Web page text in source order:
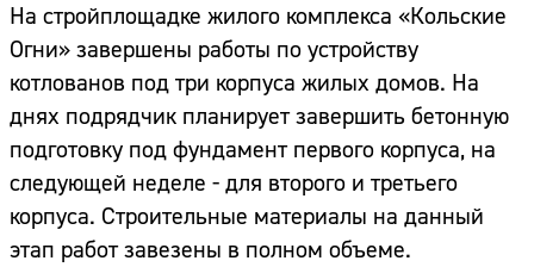
На стройплощадке жилого комплекса «Кольские
Огни» завершены работы по устройству
котлованов под три корпуса жилых домов. На
днях подрядчик планирует завершить бетонную
подготовку под фундамент первого корпуса, на
следующей неделе - для второго и третьего
корпуса. Строительные материалы на данный
этап работ завезены в полном объеме.